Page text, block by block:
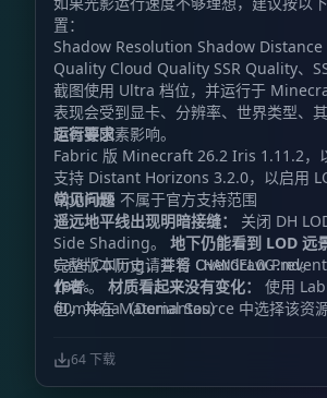
置：
Shadow Resolution Shadow
Quality Cloud Quality SSR Quality、
截图使用 Ultra 档位，并运行于
表现会受到显卡、分辨率、世界类型、
距离等因素影响。
运行要求
Fabric 版 Minecraft 26.2 Iris 1.11.2，
支持 Distant Horizons 3.2.0，以启用
OptiFine 不属于官方支持范围
常见问题
遥远地平线出现明暗接缝：
关闭 DH
Side Shading。 地下仍能看到 LOD 远
Cave Culling，并将 Overdraw
100%。 材质看起来没有变化：
使用
包，并在 Material Source 中选择该资
Minecraft、Iris、Distant Horizons、
版本。
完整版本历史请查看 CHANGELOG.md。
作者
d0mkaaa（Domantas）
64 下载